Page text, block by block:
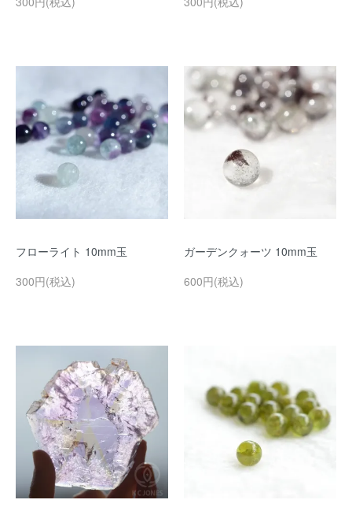
フローライト 10mm玉
300円(税込)
ガーデンクォーツ 10mm玉
600円(税込)